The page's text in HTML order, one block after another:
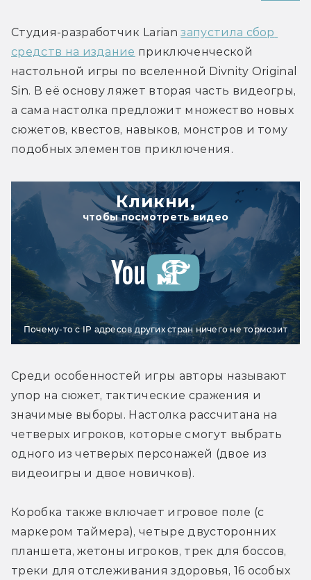
Студия-разработчик Larian запустила сбор
средств на издание приключенческой
настольной игры по вселенной Divnity Original
Sin. В её основу ляжет вторая часть видеогры,
а сама настолка предложит множество новых
сюжетов, квестов, навыков, монстров и тому
подобных элементов приключения.
Кликни,
чтобы посмотреть видео
Почему-то с IP адресов других стран ничего не тормозит
Среди особенностей игры авторы называют
упор на сюжет, тактические сражения и
значимые выборы. Настолка рассчитана на
четверых игроков, которые смогут выбрать
одного из четверых персонажей (двое из
видеоигры и двое новичков).
Коробка также включает игровое поле (с
маркером таймера), четыре двусторонних
планшета, жетоны игроков, трек для боссов,
треки для отслеживания здоровья, 16 особых